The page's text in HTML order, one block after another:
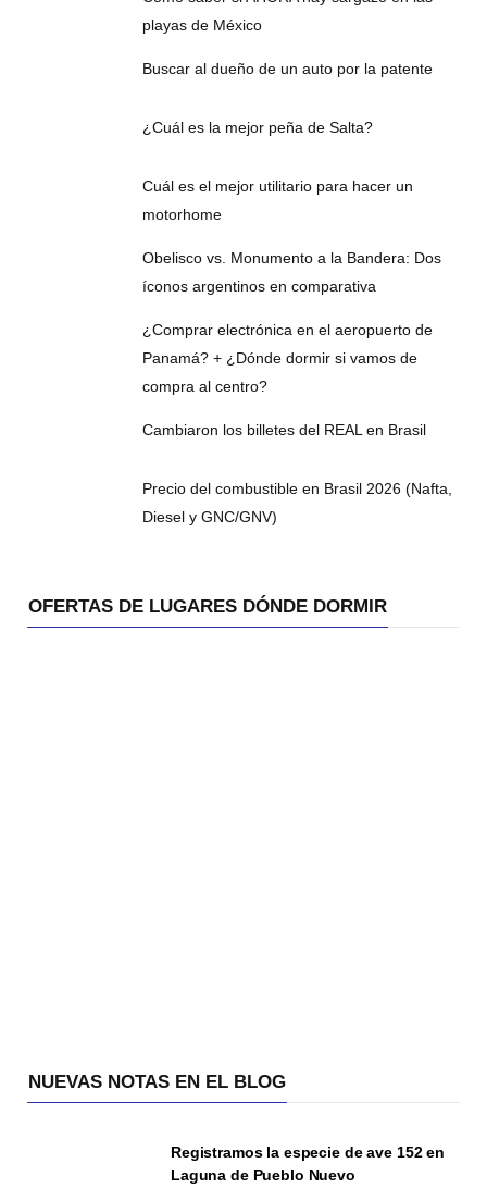
playas de México
Buscar al dueño de un auto por la patente
¿Cuál es la mejor peña de Salta?
Cuál es el mejor utilitario para hacer un
motorhome
Obelisco vs. Monumento a la Bandera: Dos
íconos argentinos en comparativa
¿Comprar electrónica en el aeropuerto de
Panamá? + ¿Dónde dormir si vamos de
compra al centro?
Cambiaron los billetes del REAL en Brasil
Precio del combustible en Brasil 2026 (Nafta,
Diesel y GNC/GNV)
OFERTAS DE LUGARES DÓNDE DORMIR
NUEVAS NOTAS EN EL BLOG
Registramos la especie de ave 152 en
Laguna de Pueblo Nuevo